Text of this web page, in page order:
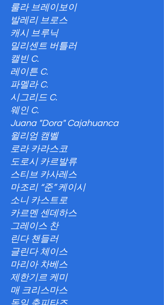
룰라 브레이보이
발레리 브로스
캐시 브루닉
밀리센트 버틀러
캘빈 C.
레이튼 C.
파멜라 C.
시그리드 C.
웨인 C.
Juana "Dora" Cajahuanca
윌리엄 캠벨
로라 카라스코
도로시 카르발류
스티브 카사레스
마조리 “준” 케이시
소니 카스트로
카르멘 센데하스
그레이스 찬
린다 챈들러
글린다 체이스
마리아 차베스
제한기르 케미
매 크리스마스